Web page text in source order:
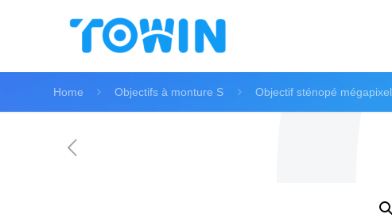
Home Objectifs à monture S Objectif sténopé mégapixel